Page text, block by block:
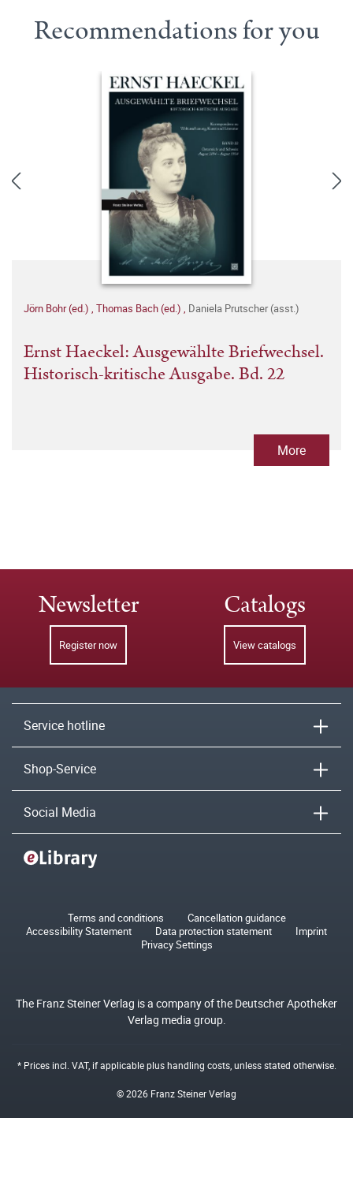
Recommendations for you
Jörn Bohr (ed.) , Thomas Bach (ed.) , Daniela Prutscher (asst.)
Ernst Haeckel: Ausgewählte Briefwechsel.
Historisch-kritische Ausgabe. Bd. 22
More
Newsletter
Register now
Catalogs
View catalogs
Service hotline
Shop-Service
Social Media
Terms and conditions
Cancellation guidance
Accessibility Statement
Data protection statement
Imprint
Privacy Settings
The Franz Steiner Verlag is a company of the Deutscher Apotheker
Verlag media group.
* Prices incl. VAT, if applicable plushandling costs, unless stated otherwise.
© 2026 Franz Steiner Verlag